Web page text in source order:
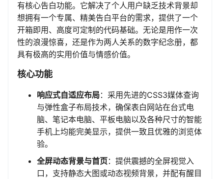
有核心告白功能。它解决了个人用户缺乏技术背景却
想拥有一个专属、精美告白平台的需求，提供了一个
开箱即用、高度可定制的代码基础。无论是用作一次
性的浪漫惊喜，还是作为两人关系的数字纪念册，都
具有极高的实用价值与情感价值。
核心功能
响应式自适应布局：采用先进的CSS3媒体查询
与弹性盒子布局技术，确保表白网站在台式电
脑、笔记本电脑、平板电脑以及各种尺寸的智能
手机上均能完美显示，提供一致且优雅的浏览体
验。
全屏动态背景与首页：提供震撼的全屏视觉入
口，支持静态大图或动态视频背景，并配有醒目